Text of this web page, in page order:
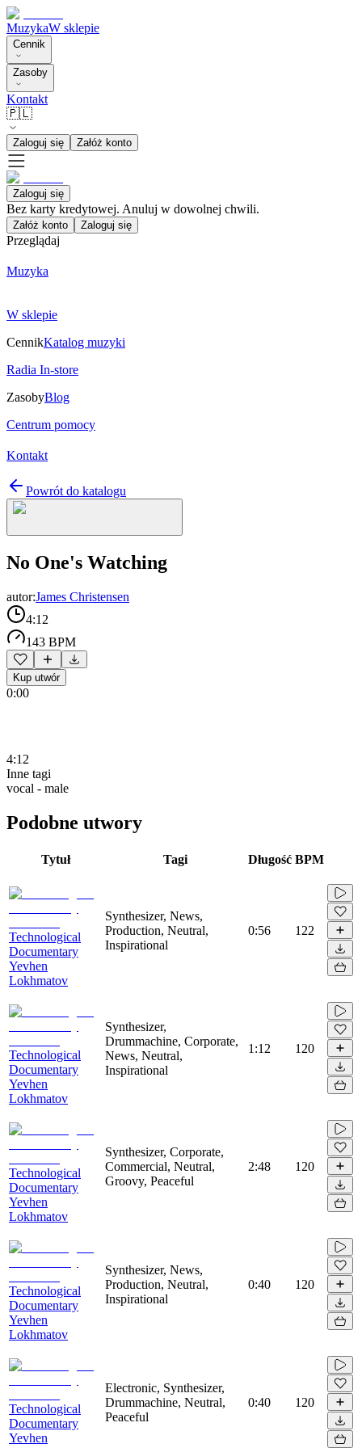
MuzykaW sklepie
Cennik
Zasoby
Kontakt
🇵🇱
Zaloguj się Załóż konto
Zaloguj się
Bez karty kredytowej. Anuluj w dowolnej chwili.
Załóż konto Zaloguj się
Przeglądaj
Muzyka
W sklepie
CennikKatalog muzyki
Radia In-store
ZasobyBlog
Centrum pomocy
Kontakt
Powrót do katalogu
No One's Watching
autor:James Christensen
4:12
143 BPM
Kup utwór
0:00
4:12
Inne tagi
vocal - male
Podobne utwory
Tytuł Tagi Długość BPM
Technological
Documentary
Yevhen
Lokhmatov
Synthesizer, News,
Production, Neutral,
Inspirational
0:56 122
Technological
Documentary
Yevhen
Lokhmatov
Synthesizer,
Drummachine, Corporate,
News, Neutral,
Inspirational
1:12 120
Technological
Documentary
Yevhen
Lokhmatov
Synthesizer, Corporate,
Commercial, Neutral,
Groovy, Peaceful
2:48 120
Technological
Documentary
Yevhen
Lokhmatov
Synthesizer, News,
Production, Neutral,
Inspirational
0:40 120
Technological
Documentary
Yevhen
Electronic, Synthesizer,
Drummachine, Neutral,
Peaceful
0:40 120